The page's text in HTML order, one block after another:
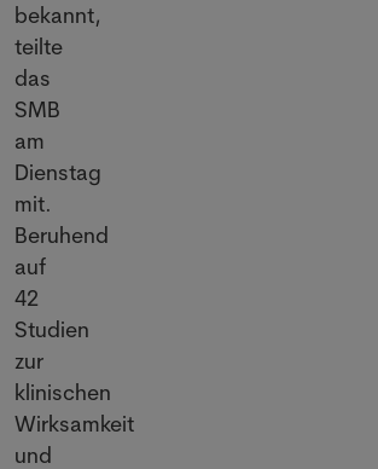
bekannt,
teilte
das
SMB
am
Dienstag
mit.
Beruhend
auf
42
Studien
zur
klinischen
Wirksamkeit
und